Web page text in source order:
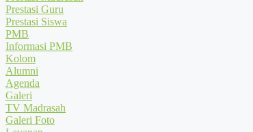
Prestasi Guru
Prestasi Siswa
PMB
Informasi PMB
Kolom
Alumni
Agenda
Galeri
TV Madrasah
Galeri Foto